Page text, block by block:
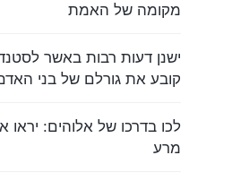
מקומה של האמת
ישנן דעות רבות באשר
קובע את גורלם של בני
לכו בדרכו של אלוהים: יראו
מרע